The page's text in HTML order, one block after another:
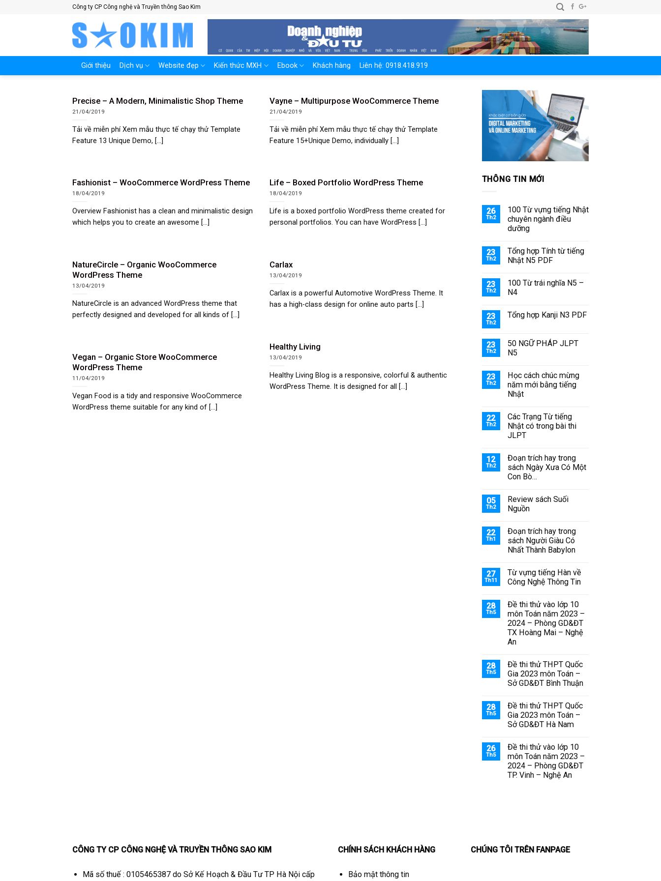
Công ty CP Công nghệ và Truyền thông Sao Kim
Giới thiệu Dịch vụ Website đẹp Kiến thức MXH Ebook Khách hàng Liên hệ: 0918.418.919
Precise – A Modern, Minimalistic Shop Theme
21/04/2019
Tải về miễn phí Xem mẫu thực tế chạy thử Template
Feature 13 Unique Demo, [...]
Vayne – Multipurpose WooCommerce Theme
21/04/2019
Tải về miễn phí Xem mẫu thực tế chạy thử Template
Feature 15+Unique Demo, individually [...]
Fashionist – WooCommerce WordPress Theme
18/04/2019
Overview Fashionist has a clean and minimalistic design
which helps you to create an awesome [...]
Life – Boxed Portfolio WordPress Theme
18/04/2019
Life is a boxed portfolio WordPress theme created for
personal portfolios. You can have WordPress [...]
NatureCircle – Organic WooCommerce
WordPress Theme
13/04/2019
NatureCircle is an advanced WordPress theme that
perfectly designed and developed for all kinds of [...]
Carlax
13/04/2019
Carlax is a powerful Automotive WordPress Theme. It
has a high-class design for online auto parts [...]
Healthy Living
13/04/2019
Healthy Living Blog is a responsive, colorful & authentic
WordPress Theme. It is designed for all [...]
Vegan – Organic Store WooCommerce
WordPress Theme
11/04/2019
Vegan Food is a tidy and responsive WooCommerce
WordPress theme suitable for any kind of [...]
THÔNG TIN MỚI
26
Th2
100 Từ vựng tiếng Nhật
chuyên ngành điều
dưỡng
23
Th2
Tổng hợp Tính từ tiếng
Nhật N5 PDF
23
Th2
100 Từ trái nghĩa N5 –
N4
23
Th2
Tổng hợp Kanji N3 PDF
23
Th2
50 NGỮ PHÁP JLPT
N5
23
Th2
Học cách chúc mừng
năm mới bằng tiếng
Nhật
22
Th2
Các Trạng Từ tiếng
Nhật có trong bài thi
JLPT
12
Th2
Đoạn trích hay trong
sách Ngày Xưa Có Một
Con Bò…
05
Th2
Review sách Suối
Nguồn
22
Th1
Đoạn trích hay trong
sách Người Giàu Có
Nhất Thành Babylon
27
Th11
Từ vựng tiếng Hàn về
Công Nghệ Thông Tin
28
Th5
Đề thi thử vào lớp 10
môn Toán năm 2023 –
2024 – Phòng GD&ĐT
TX Hoàng Mai – Nghệ
An
28
Th5
Đề thi thử THPT Quốc
Gia 2023 môn Toán –
Sở GD&ĐT Bình Thuận
28
Th5
Đề thi thử THPT Quốc
Gia 2023 môn Toán –
Sở GD&ĐT Hà Nam
26
Th5
Đề thi thử vào lớp 10
môn Toán năm 2023 –
2024 – Phòng GD&ĐT
TP. Vinh – Nghệ An
CÔNG TY CP CÔNG NGHỆ VÀ TRUYỀN THÔNG SAO KIM
Mã số thuế : 0105465387 do Sở Kế Hoạch & Đầu Tư TP Hà Nội cấp
CHÍNH SÁCH KHÁCH HÀNG
Bảo mật thông tin
CHÚNG TÔI TRÊN FANPAGE